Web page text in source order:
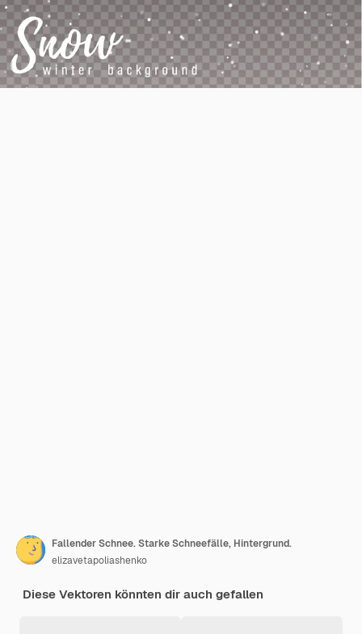
Fallender Schnee. Starke Schneefälle, Hintergrund.
elizavetapoliashenko
Diese Vektoren könnten dir auch gefallen